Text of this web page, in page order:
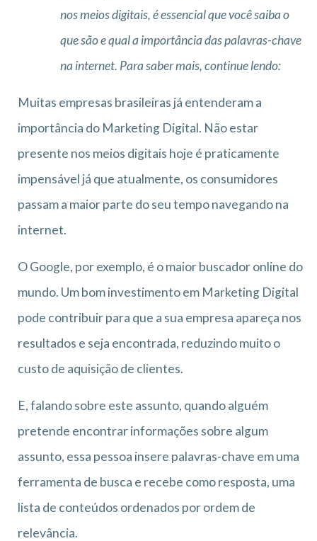
nos meios digitais, é essencial que você saiba o
que são e qual a importância das palavras-chave
na internet. Para saber mais, continue lendo:
Muitas empresas brasileiras já entenderam a
importância do Marketing Digital. Não estar
presente nos meios digitais hoje é praticamente
impensável já que atualmente, os consumidores
passam a maior parte do seu tempo navegando na
internet.
O Google, por exemplo, é o maior buscador online do
mundo. Um bom investimento em Marketing Digital
pode contribuir para que a sua empresa apareça nos
resultados e seja encontrada, reduzindo muito o
custo de aquisição de clientes.
E, falando sobre este assunto, quando alguém
pretende encontrar informações sobre algum
assunto, essa pessoa insere palavras-chave em uma
ferramenta de busca e recebe como resposta, uma
lista de conteúdos ordenados por ordem de
relevância.